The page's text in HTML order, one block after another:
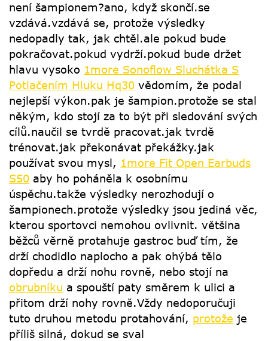
není šampionem?ano, když skončí.se
vzdává.vzdává se, protože výsledky
nedopadly tak, jak chtěl.ale pokud bude
pokračovat.pokud vydrží.pokud bude držet
hlavu vysoko 1more Sonoflow Sluchátka S
Potlačením Hluku Hq30 vědomím, že podal
nejlepší výkon.pak je šampion.protože se stal
někým, kdo stojí za to být při sledování svých
cílů.naučil se tvrdě pracovat.jak tvrdě
trénovat.jak překonávat překážky.jak
používat svou mysl, 1more Fit Open Earbuds
S50 aby ho poháněla k osobnímu
úspěchu.takže výsledky nerozhodují o
šampionech.protože výsledky jsou jediná věc,
kterou sportovci nemohou ovlivnit. většina
běžců věrně protahuje gastroc buď tím, že
drží chodidlo naplocho a pak ohýbá tělo
dopředu a drží nohu rovně, nebo stojí na
obrubníku a spouští paty směrem k ulici a
přitom drží nohy rovně.Vždy nedoporučuji
tuto druhou metodu protahování, protože je
příliš silná, dokud se sval